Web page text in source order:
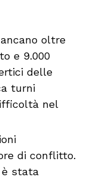
oltre
e 9.000
delle
turni
nel
di conflitto.
è stata